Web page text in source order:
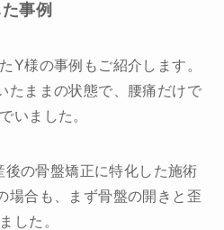
事例
Y様の事例もご紹介します。
たままの状態で、腰痛だけで
いました。
の骨盤矯正に特化した施術
場合も、まず骨盤の開きと歪
した。